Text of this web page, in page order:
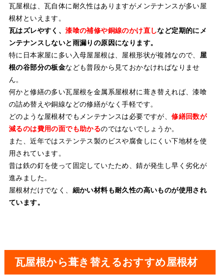
瓦屋根は、瓦自体に耐久性はありますがメンテナンスが多い屋
根材といえます。
瓦はズレやすく、漆喰の補修や銅線のかけ直しなど定期的にメ
ンテナンスしないと雨漏りの原因になります。
特に日本家屋に多い入母屋屋根は、屋根形状が複雑なので、 屋
根の谷部分の板金なども普段から見ておかなければなりませ
ん。
何かと修繕の多い瓦屋根を金属系屋根材に葺き替えれば、漆喰
の詰め替えや銅線などの修繕がなく手軽です。
どのような屋根材でもメンテナンスは必要ですが、修繕回数が
減るのは費用の面でも助かるのではないでしょうか。
また、近年ではステンテス製のビスや腐食しにくい下地材を使
用されています。
昔は鉄の釘を使って固定していたため、錆が発生し早く劣化が
進みました。
屋根材だけでなく、 細かい材料も耐久性の高いものが使用され
ています。
瓦屋根から葺き替えるおすすめ屋根材